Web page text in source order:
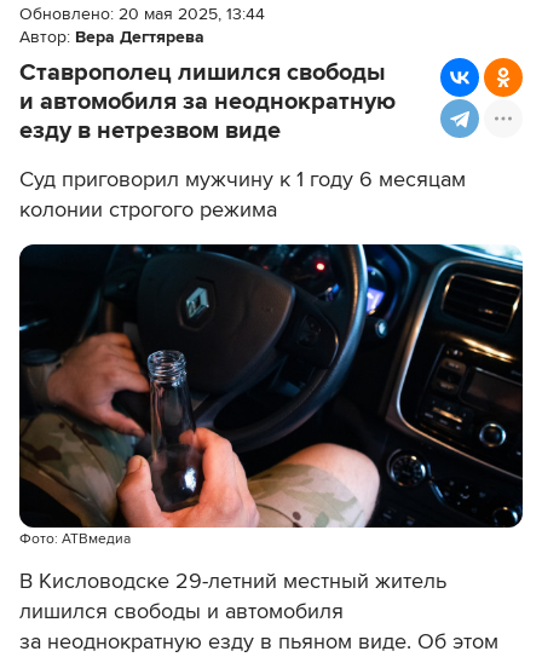
Обновлено: 20 мая 2025, 13:44
Автор: Вера Дегтярева
Ставрополец лишился свободы
и автомобиля за неоднократную
езду в нетрезвом виде
Суд приговорил мужчину к 1 году 6 месяцам
колонии строгого режима
Фото: АТВмедиа
В Кисловодске 29-летний местный житель
лишился свободы и автомобиля
за неоднократную езду в пьяном виде. Об этом